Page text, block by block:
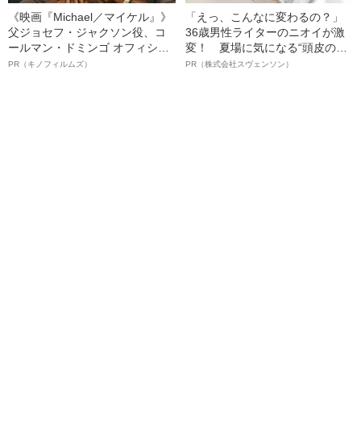
《映画『Michael／マイケル』》
父ジョセフ・ジャクソン役、コ
ールマン・ドミンゴ オフィシャ
ルインタビュー“観客を魅了した
PR（キノフィルムズ）
「えっ、こんなに変わるの？」
36歳男性ライターのニオイが激
変！ 夏場に気になる“頭皮のニ
オイ”や“ベタつき”を解消す
PR（株式会社スヴェンソン）